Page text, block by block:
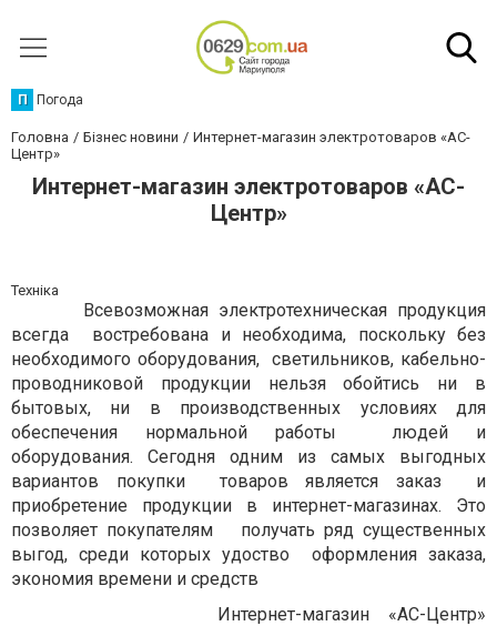
П Погода
Головна Бізнес новини
Интернет-магазин электротоваров «АС-
Центр»
Интернет-магазин электротоваров «АС-
Центр»
Техніка
Всевозможная электротехническая продукция
всегда востребована и необходима, поскольку без
необходимого оборудования, светильников, кабельно-
проводниковой продукции нельзя обойтись ни в
бытовых, ни в производственных условиях для
обеспечения нормальной работы людей и
оборудования. Сегодня одним из самых выгодных
вариантов покупки товаров является заказ и
приобретение продукции в интернет-магазинах. Это
позволяет покупателям получать ряд существенных
выгод, среди которых удоство оформления заказа,
экономия времени и средств
Интернет-магазин «АС-Центр»